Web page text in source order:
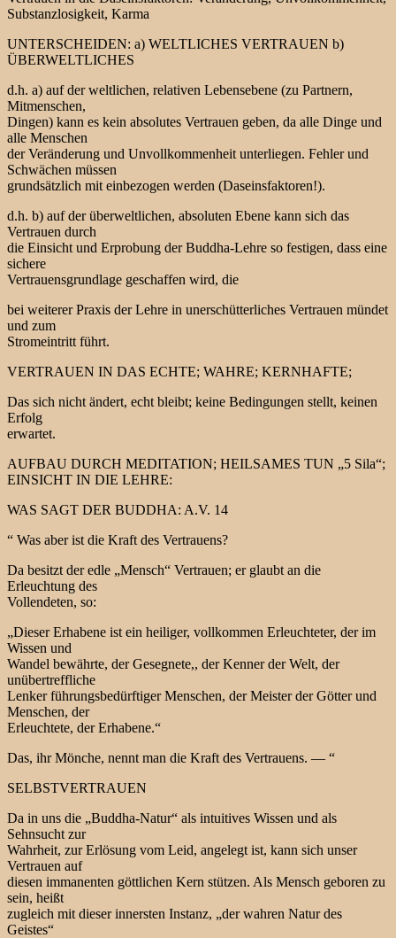
Substanzlosigkeit, Karma
UNTERSCHEIDEN: a) WELTLICHES VERTRAUEN b)
ÜBERWELTLICHES
d.h. a) auf der weltlichen, relativen Lebensebene (zu Partnern,
Mitmenschen,
Dingen) kann es kein absolutes Vertrauen geben, da alle Dinge und
alle Menschen
der Veränderung und Unvollkommenheit unterliegen. Fehler und
Schwächen müssen
grundsätzlich mit einbezogen werden (Daseinsfaktoren!).
d.h. b) auf der überweltlichen, absoluten Ebene kann sich das
Vertrauen durch
die Einsicht und Erprobung der Buddha-Lehre so festigen, dass eine
sichere
Vertrauensgrundlage geschaffen wird, die
bei weiterer Praxis der Lehre in unerschütterliches Vertrauen mündet
und zum
Stromeintritt führt.
VERTRAUEN IN DAS ECHTE; WAHRE; KERNHAFTE;
Das sich nicht ändert, echt bleibt; keine Bedingungen stellt, keinen
Erfolg
erwartet.
AUFBAU DURCH MEDITATION; HEILSAMES TUN „5 Sila“;
EINSICHT IN DIE LEHRE:
WAS SAGT DER BUDDHA: A.V. 14
“ Was aber ist die Kraft des Vertrauens?
Da besitzt der edle „Mensch“ Vertrauen; er glaubt an die
Erleuchtung des
Vollendeten, so:
„Dieser Erhabene ist ein heiliger, vollkommen Erleuchteter, der im
Wissen und
Wandel bewährte, der Gesegnete,, der Kenner der Welt, der
unübertreffliche
Lenker führungsbedürftiger Menschen, der Meister der Götter und
Menschen, der
Erleuchtete, der Erhabene.“
Das, ihr Mönche, nennt man die Kraft des Vertrauens. — “
SELBSTVERTRAUEN
Da in uns die „Buddha-Natur“ als intuitives Wissen und als
Sehnsucht zur
Wahrheit, zur Erlösung vom Leid, angelegt ist, kann sich unser
Vertrauen auf
diesen immanenten göttlichen Kern stützen. Als Mensch geboren zu
sein, heißt
zugleich mit dieser innersten Instanz, „der wahren Natur des
Geistes“